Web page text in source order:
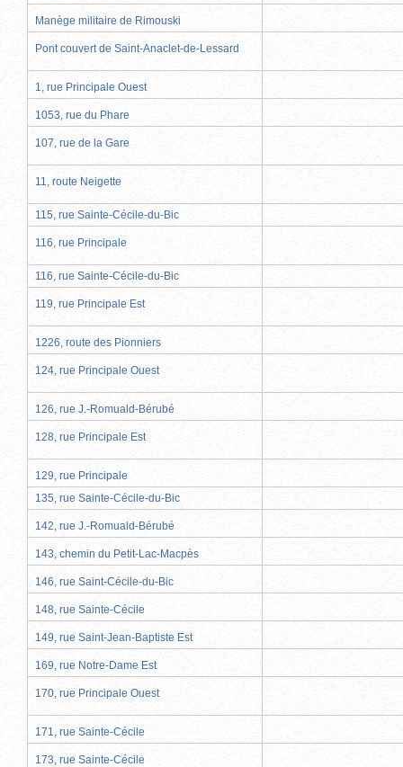
Manège militaire de Rimouski
Pont couvert de Saint-Anaclet-de-Lessard
1, rue Principale Ouest
1053, rue du Phare
107, rue de la Gare
11, route Neigette
115, rue Sainte-Cécile-du-Bic
116, rue Principale
116, rue Sainte-Cécile-du-Bic
119, rue Principale Est
1226, route des Pionniers
124, rue Principale Ouest
126, rue J.-Romuald-Bérubé
128, rue Principale Est
129, rue Principale
135, rue Sainte-Cécile-du-Bic
142, rue J.-Romuald-Bérubé
143, chemin du Petit-Lac-Macpès
146, rue Saint-Cécile-du-Bic
148, rue Sainte-Cécile
149, rue Saint-Jean-Baptiste Est
169, rue Notre-Dame Est
170, rue Principale Ouest
171, rue Sainte-Cécile
173, rue Sainte-Cécile